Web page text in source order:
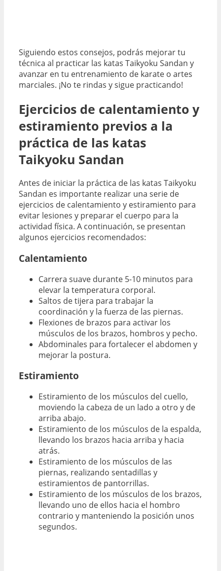
Siguiendo estos consejos, podrás mejorar tu
técnica al practicar las katas Taikyoku Sandan y
avanzar en tu entrenamiento de karate o artes
marciales. ¡No te rindas y sigue practicando!
Ejercicios de calentamiento y
estiramiento previos a la
práctica de las katas
Taikyoku Sandan
Antes de iniciar la práctica de las katas Taikyoku
Sandan es importante realizar una serie de
ejercicios de calentamiento y estiramiento para
evitar lesiones y preparar el cuerpo para la
actividad física. A continuación, se presentan
algunos ejercicios recomendados:
Calentamiento
Carrera suave durante 5-10 minutos para
elevar la temperatura corporal.
Saltos de tijera para trabajar la
coordinación y la fuerza de las piernas.
Flexiones de brazos para activar los
músculos de los brazos, hombros y pecho.
Abdominales para fortalecer el abdomen y
mejorar la postura.
Estiramiento
Estiramiento de los músculos del cuello,
moviendo la cabeza de un lado a otro y de
arriba abajo.
Estiramiento de los músculos de la espalda,
llevando los brazos hacia arriba y hacia
atrás.
Estiramiento de los músculos de las
piernas, realizando sentadillas y
estiramientos de pantorrillas.
Estiramiento de los músculos de los brazos,
llevando uno de ellos hacia el hombro
contrario y manteniendo la posición unos
segundos.